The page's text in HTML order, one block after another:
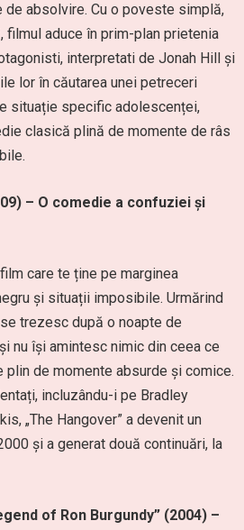
de absolvire. Cu o poveste simplă,
filmul aduce în prim-plan prietenia
interpretati de Jonah Hill și
lor în căutarea unei petreceri
situație specific adolescenței,
clasică plină de momente de râs
– O comedie a confuziei și
care te ține pe marginea
și situații imposibile. Urmărind
trezesc după o noapte de
nu își amintesc nimic din ceea ce
de momente absurde și comice.
incluzându-i pe Bradley
„The Hangover” a devenit un
și a generat două continuări, la
of Ron Burgundy” (2004) –